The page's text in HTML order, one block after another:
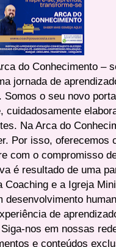
do Conhecimento –
jornada de
Somos o seu novo
cuidadosamente
Na Arca do
Por isso, oferecemos
com o compromisso
é resultado de uma
Coaching e a Igreja
desenvolvimento
de
nos em nossas
e conteúdos